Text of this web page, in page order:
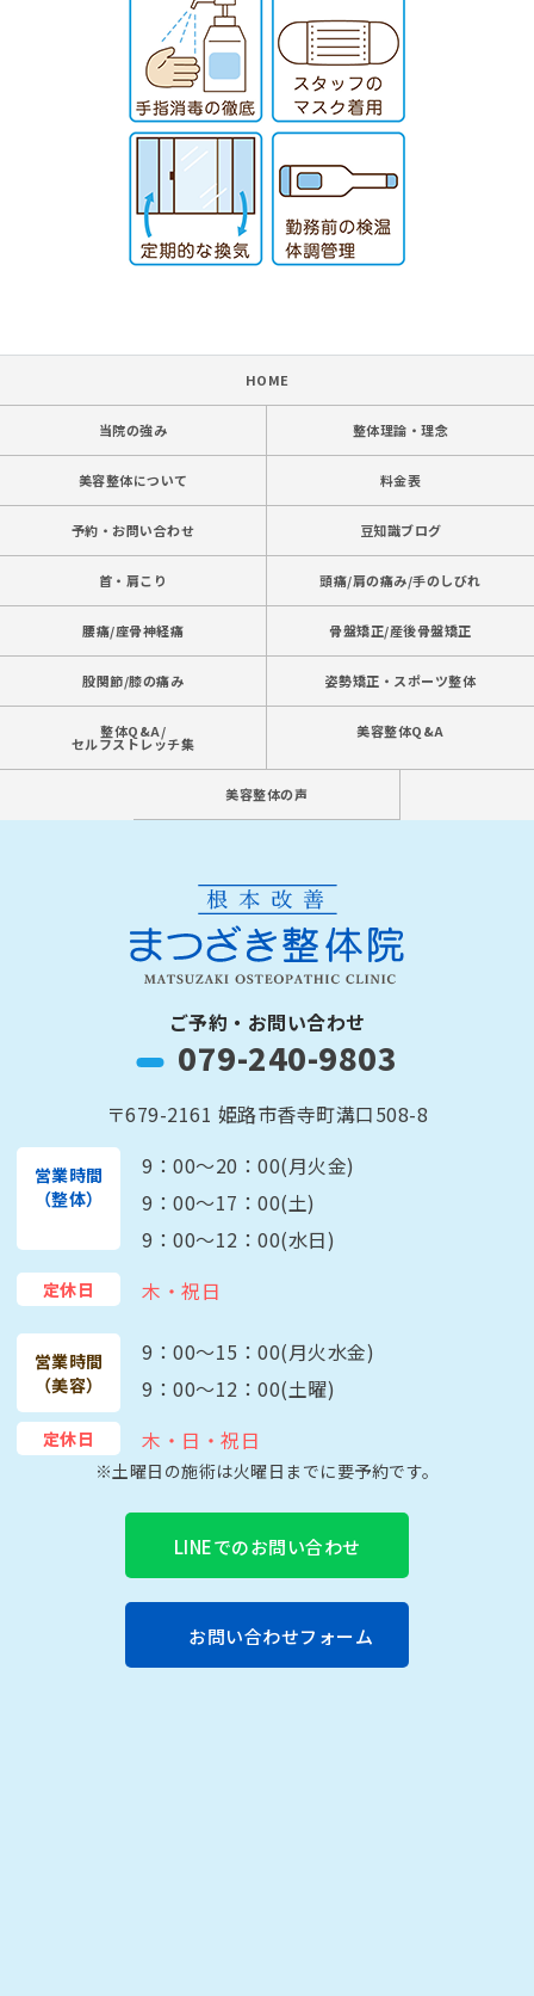
HOME
当院の強み 整体理論・理念
美容整体について 料金表
予約・お問い合わせ 豆知識ブログ
首・肩こり 頭痛/肩の痛み/手のしびれ
腰痛/座骨神経痛 骨盤矯正/産後骨盤矯正
股関節/膝の痛み 姿勢矯正・スポーツ整体
整体Q&A/
セルフストレッチ集
美容整体Q&A
美容整体の声
ご予約・お問い合わせ
079-240-9803
〒679-2161 姫路市香寺町溝口508-8
営業時間
（整体）
9：00～20：00(月火金)
9：00～17：00(土)
9：00～12：00(水日)
定休日 木・祝日
営業時間
（美容）
9：00～15：00(月火水金)
9：00～12：00(土曜)
定休日 木・日・祝日
※土曜日の施術は火曜日までに要予約です。
LINEでのお問い合わせ
お問い合わせフォーム